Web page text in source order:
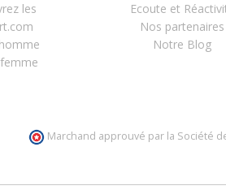
les
Ecoute et
Nos partenaires
Notre Blog
Marchand approuvé par la Société